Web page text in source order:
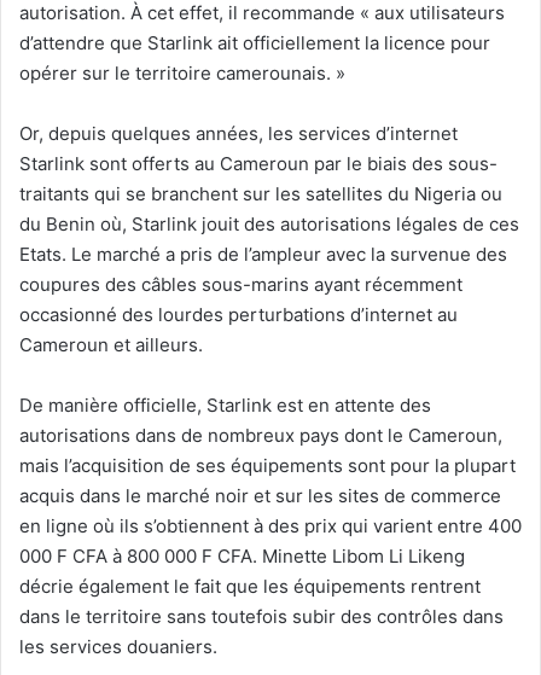
autorisation. À cet effet, il recommande « aux utilisateurs
d’attendre que Starlink ait officiellement la licence pour
opérer sur le territoire camerounais. »
Or, depuis quelques années, les services d’internet
Starlink sont offerts au Cameroun par le biais des sous-
traitants qui se branchent sur les satellites du Nigeria ou
du Benin où, Starlink jouit des autorisations légales de ces
Etats. Le marché a pris de l’ampleur avec la survenue des
coupures des câbles sous-marins ayant récemment
occasionné des lourdes perturbations d’internet au
Cameroun et ailleurs.
De manière officielle, Starlink est en attente des
autorisations dans de nombreux pays dont le Cameroun,
mais l’acquisition de ses équipements sont pour la plupart
acquis dans le marché noir et sur les sites de commerce
en ligne où ils s’obtiennent à des prix qui varient entre 400
000 F CFA à 800 000 F CFA. Minette Libom Li Likeng
décrie également le fait que les équipements rentrent
dans le territoire sans toutefois subir des contrôles dans
les services douaniers.